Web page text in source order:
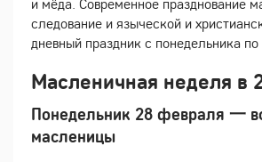
и мёда. Современное празднование
следование и языческой и
дневный праздник с понедельника по
Масленичная неделя в
Понедельник 28 февраля 一
масленицы